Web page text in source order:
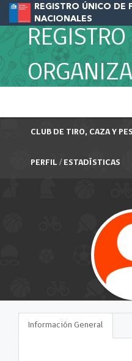
REGISTRO ÚNICO DE
NACIONALES
REGISTRO
CLUB DE TIRO, CAZA Y
PERFIL / ESTADÍSTICAS
Información General